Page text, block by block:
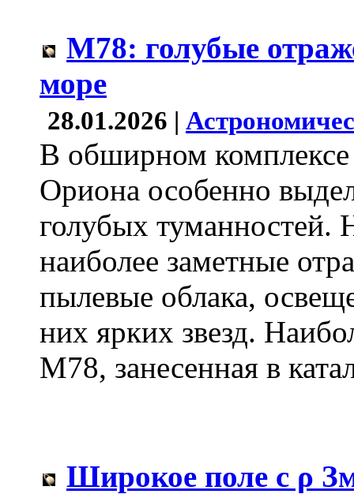
M78: голубые
море
28.01.2026 |
В обширном
Ориона особенно
голубых туманностей.
наиболее заметные
пылевые облака,
них ярких звезд.
M78, занесенная в
Широкое поле с ρ